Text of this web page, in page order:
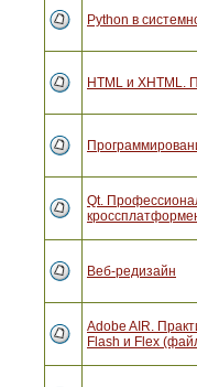
Python в
HTML и XHTML.
Qt.
Веб-редизайн
Adobe AIR.
Flash и Flex